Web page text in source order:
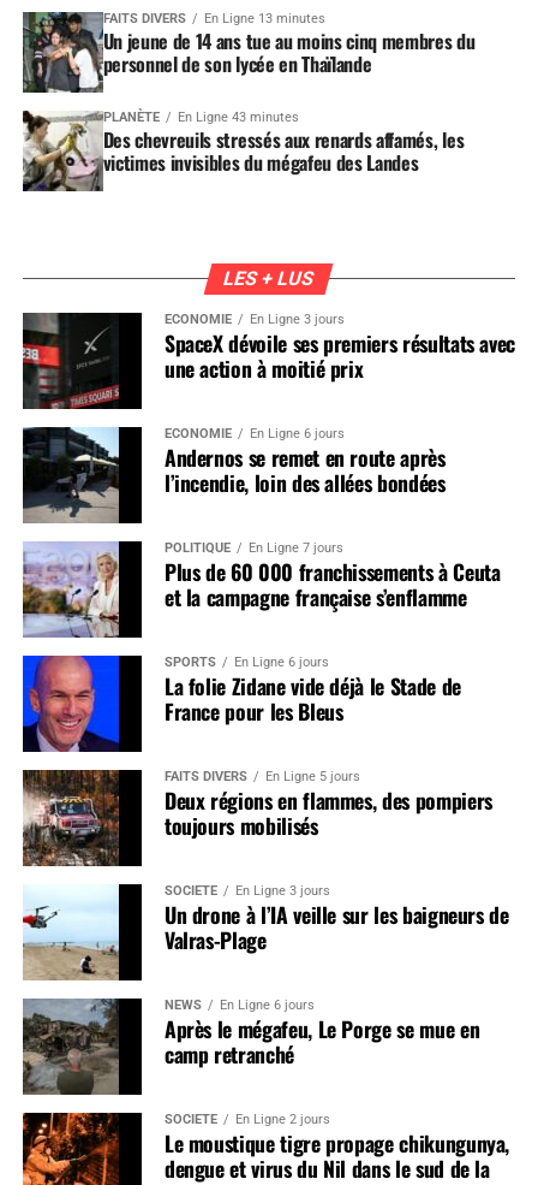
FAITS DIVERS En Ligne 13 minutes
Un jeune de 14 ans tue au moins cinq membres du
personnel de son lycée en Thaïlande
PLANÈTE En Ligne 43 minutes
Des chevreuils stressés aux renards affamés, les
victimes invisibles du mégafeu des Landes
LES + LUS
ÉCONOMIE En Ligne 3 jours
SpaceX dévoile ses premiers résultats avec
une action à moitié prix
ÉCONOMIE En Ligne 6 jours
Andernos se remet en route après
l’incendie, loin des allées bondées
POLITIQUE En Ligne 7 jours
Plus de 60 000 franchissements à Ceuta
et la campagne française s’enflamme
SPORTS En Ligne 6 jours
La folie Zidane vide déjà le Stade de
France pour les Bleus
FAITS DIVERS En Ligne 5 jours
Deux régions en flammes, des pompiers
toujours mobilisés
SOCIÉTÉ En Ligne 3 jours
Un drone à l’IA veille sur les baigneurs de
Valras-Plage
NEWS En Ligne 6 jours
Après le mégafeu, Le Porge se mue en
camp retranché
SOCIÉTÉ En Ligne 2 jours
Le moustique tigre propage chikungunya,
dengue et virus du Nil dans le sud de la